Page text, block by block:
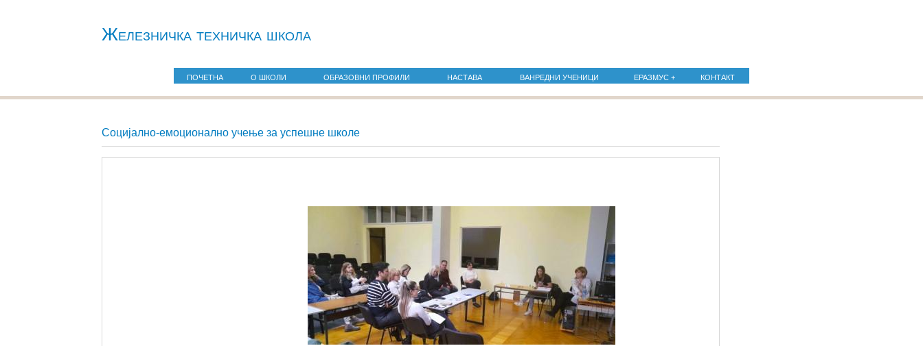
Железничкa техничка школа
ПОЧЕТНА О ШКОЛИ ОБРАЗОВНИ ПРОФИЛИ НАСТАВА ВАНРЕДНИ УЧЕНИЦИ ЕРАЗМУС + КОНТАКТ
Социјално-емоционално учење за успешне школе